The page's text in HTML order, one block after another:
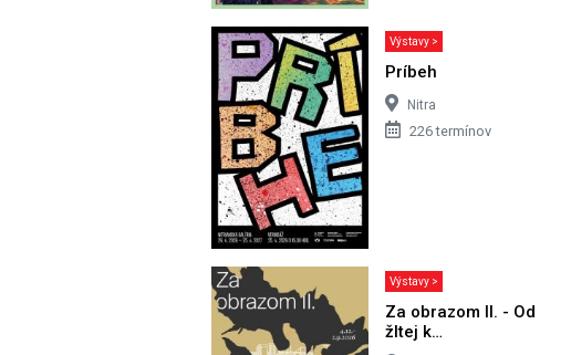
Výstavy >
Príbeh
Nitra
226 termínov
Výstavy >
Za obrazom II. - Od
žltej k…